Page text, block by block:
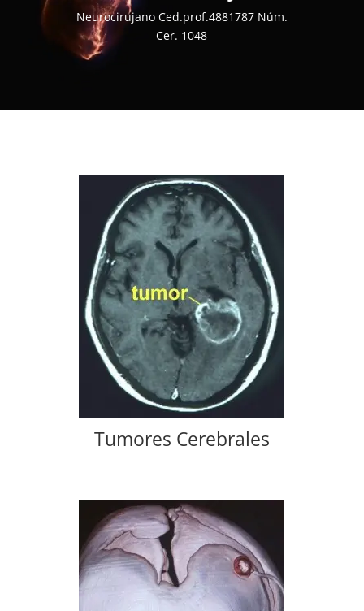
Neurocirujano Ced.prof.4881787 Núm.
Cer. 1048
Tumores Cerebrales